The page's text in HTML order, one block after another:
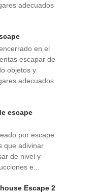
adecuados
en el
escapar de
objetos y
adecuados
escape
por escape
que adivinar
de nivel y
e...
Escape 2